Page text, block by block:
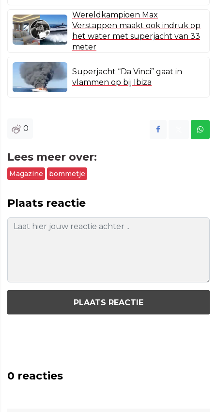
Wereldkampioen Max
Verstappen maakt ook indruk op
het water met superjacht van 33
meter
Superjacht “Da Vinci” gaat in
vlammen op bij Ibiza
0
Lees meer over:
Magazine bommetje
Plaats reactie
PLAATS REACTIE
0 reacties